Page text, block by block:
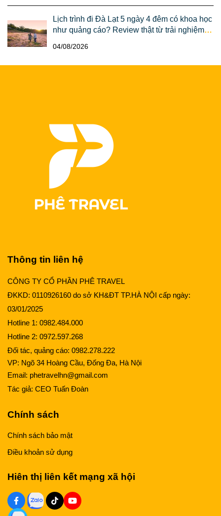
Lịch trình đi Đà Lạt 5 ngày 4 đêm có khoa học
như quảng cáo? Review thật từ trải nghiệm
04/08/2026
Thông tin liên hệ
CÔNG TY CỔ PHẦN PHÊ TRAVEL
ĐKKD: 0110926160 do sở KH&ĐT TP.HÀ NỘI cấp ngày:
03/01/2025
Hotline 1: 0982.484.000
Hotline 2: 0972.597.268
Đối tác, quảng cáo: 0982.278.222
VP: Ngõ 34 Hoàng Cầu, Đống Đa, Hà Nội
Email: phetravelhn@gmail.com
Tác giả: CEO Tuấn Đoàn
Chính sách
Chính sách bảo mật
Điều khoản sử dụng
Hiên thị liên kết mạng xã hội